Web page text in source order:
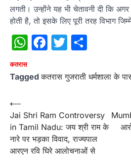
लगती। उन्होंने यह भी चेतावनी दी कि
होती है, तो इसके लिए पूरी तरह विभाग
WhatsApp
Facebook
Twitter
कतरास
Taggedकतरास गुजराती धर्मशाला के
Post
navigation
⟵
Jai Shri Ram Controversy
in Tamil Nadu: जय श्री राम के
नारे पर भड़का विवाद, राज्यपाल
आरएन रवि घिरे आलोचनाओं से